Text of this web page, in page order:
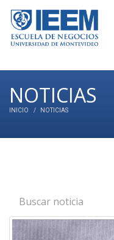
NOTICIAS
INICIO NOTICIAS